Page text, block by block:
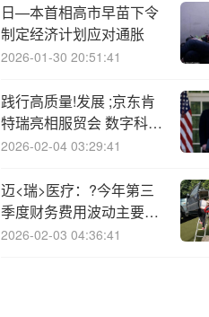
日—本首相高市早苗下令
制定经济计划应对通胀
2026-01-30 20:51:41
践行高质量!发展 ;京东肯
特瑞亮相服贸会 数字科技
打造投教新范式
2026-02-04 03:29:41
迈<瑞>医疗：?今年第三
季度财务费用波动主要是
因为汇兑损益
2026-02-03 04:36:41